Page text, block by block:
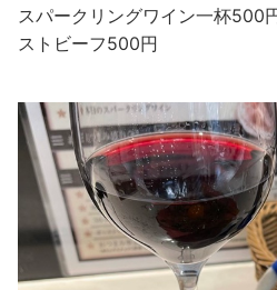
スパークリングワイン一杯500
ストビーフ500円